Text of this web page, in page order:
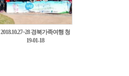
2018.10.27~28 경북가족여행 청
송3차13
19-01-18